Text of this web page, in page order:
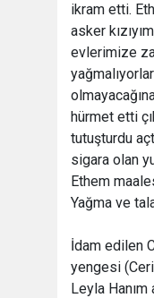
ikram etti.
asker
evlerimize
hürmet etti
tutuşturdu
sigara olan
Ethem
Yağma ve
İdam edilen
yengesi
Leyla Hanım